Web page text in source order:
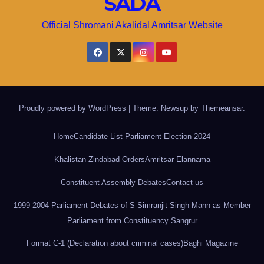
Official Shromani Akalidal Amritsar Website
Proudly powered by WordPress Theme: Newsup by Themeansar.
HomeCandidate List Parliament Election 2024
Khalistan Zindabad OrdersAmritsar Elannama
Constituent Assembly DebatesContact us
1999-2004 Parliament Debates of S Simranjit Singh Mann as Member
Parliament from Constituency Sangrur
Format C-1 (Declaration about criminal cases)Baghi Magazine